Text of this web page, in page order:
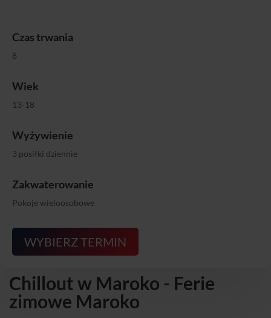
4250,00 zł.
Czas trwania
8
Wiek
13-18
Wyżywienie
3 posiłki dziennie
Zakwaterowanie
Pokoje wieloosobowe
WYBIERZ TERMIN
Chillout w Maroko - Ferie
zimowe Maroko